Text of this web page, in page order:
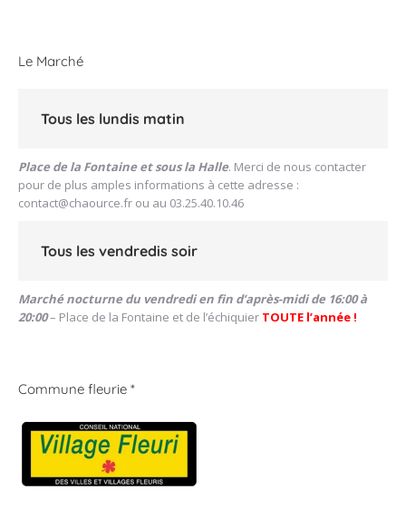
Le Marché
Tous les lundis matin
Place de la Fontaine et sous la Halle. Merci de nous contacter
pour de plus amples informations à cette adresse :
contact@chaource.fr ou au 03.25.40.10.46
Tous les vendredis soir
Marché nocturne du vendredi en fin d’après-midi de 16:00 à
20:00– Place de la Fontaine et de l’échiquier TOUTE l’année !
Commune fleurie *